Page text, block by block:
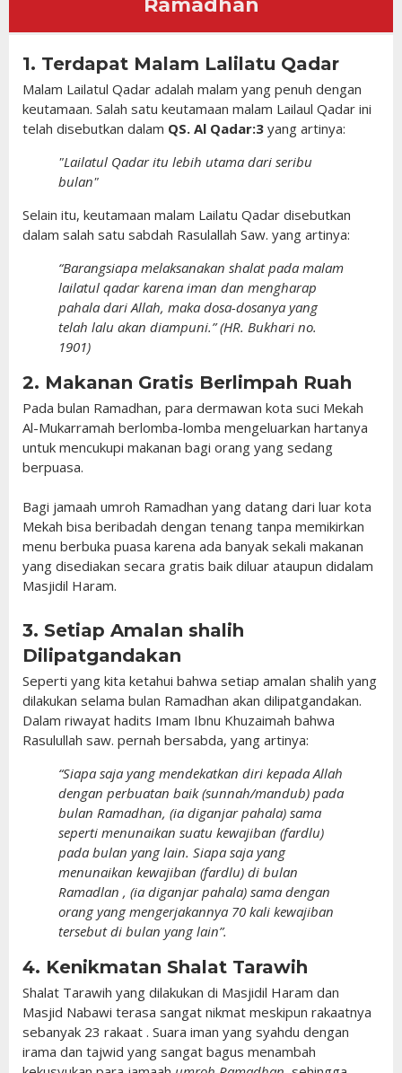
1. Terdapat Malam Lalilatu Qadar
Malam Lailatul Qadar adalah malam yang penuh dengan
keutamaan. Salah satu keutamaan malam Lailaul Qadar ini
telah disebutkan dalam QS. Al Qadar:3 yang artinya:
"Lailatul Qadar itu lebih utama dari seribu
bulan"
Selain itu, keutamaan malam Lailatu Qadar disebutkan
dalam salah satu sabdah Rasulallah Saw. yang artinya:
“Barangsiapa melaksanakan shalat pada malam
lailatul qadar karena iman dan mengharap
pahala dari Allah, maka dosa-dosanya yang
telah lalu akan diampuni.” (HR. Bukhari no.
1901)
2. Makanan Gratis Berlimpah Ruah
Pada bulan Ramadhan, para dermawan kota suci Mekah
Al-Mukarramah berlomba-lomba mengeluarkan hartanya
untuk mencukupi makanan bagi orang yang sedang
berpuasa.
Bagi jamaah umroh Ramadhan yang datang dari luar kota
Mekah bisa beribadah dengan tenang tanpa memikirkan
menu berbuka puasa karena ada banyak sekali makanan
yang disediakan secara gratis baik diluar ataupun didalam
Masjidil Haram.
3. Setiap Amalan shalih
Dilipatgandakan
Seperti yang kita ketahui bahwa setiap amalan shalih yang
dilakukan selama bulan Ramadhan akan dilipatgandakan.
Dalam riwayat hadits Imam Ibnu Khuzaimah bahwa
Rasulullah saw. pernah bersabda, yang artinya:
“Siapa saja yang mendekatkan diri kepada Allah
dengan perbuatan baik (sunnah/mandub) pada
bulan Ramadhan, (ia diganjar pahala) sama
seperti menunaikan suatu kewajiban (fardlu)
pada bulan yang lain. Siapa saja yang
menunaikan kewajiban (fardlu) di bulan
Ramadlan , (ia diganjar pahala) sama dengan
orang yang mengerjakannya 70 kali kewajiban
tersebut di bulan yang lain”.
4. Kenikmatan Shalat Tarawih
Shalat Tarawih yang dilakukan di Masjidil Haram dan
Masjid Nabawi terasa sangat nikmat meskipun rakaatnya
sebanyak 23 rakaat . Suara iman yang syahdu dengan
irama dan tajwid yang sangat bagus menambah